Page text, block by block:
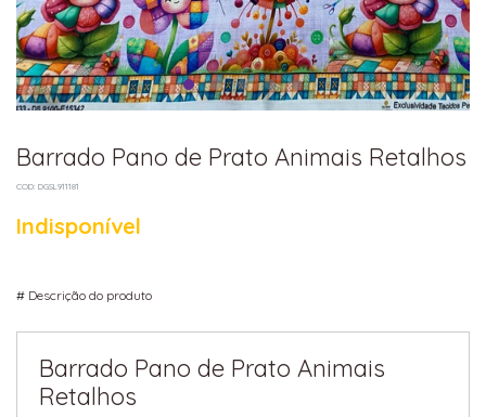
Barrado Pano de Prato Animais Retalhos
COD: DGSL911181
Indisponível
# Descrição do produto
Barrado Pano de Prato Animais
Retalhos